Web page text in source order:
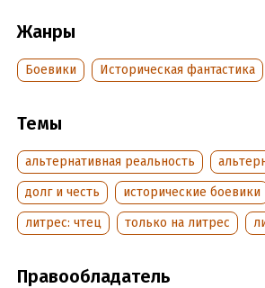
Жанры
Боевики Историческая фантастика
Темы
альтернативная реальность
долг и честь
исторические боевики
литрес: чтец
только на литрес
Правообладатель